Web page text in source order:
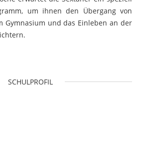
um ihnen den Übergang von
Gymnasium und das Einleben an der
SCHULPROFIL